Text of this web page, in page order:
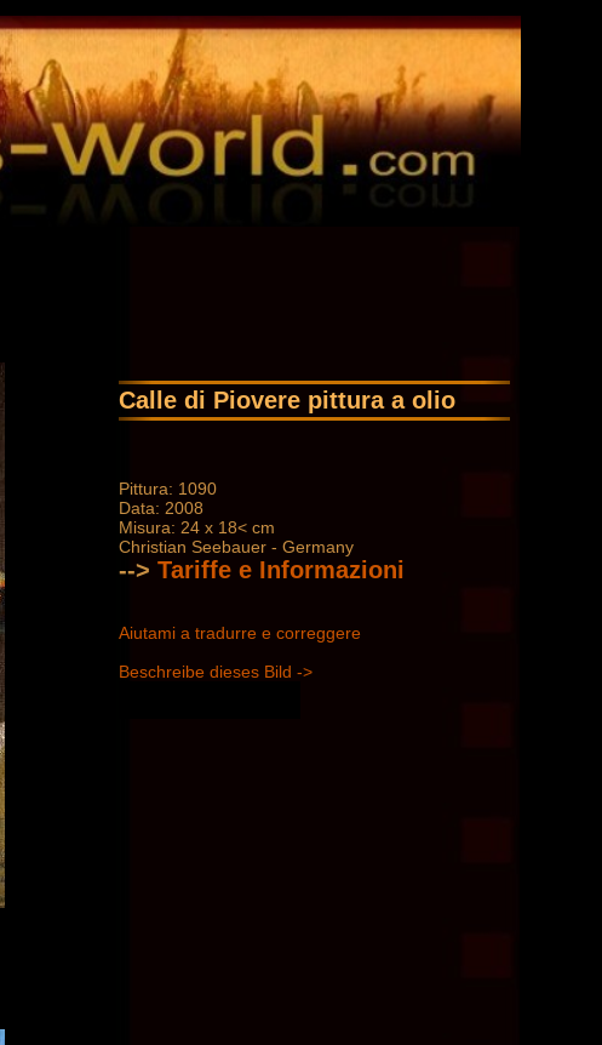
Calle di Piovere pittura a olio
Pittura: 1090
Data: 2008
Misura: 24 x 18< cm
Christian Seebauer - Germany
--> Tariffe e Informazioni
Aiutami a tradurre e correggere
Beschreibe dieses Bild ->